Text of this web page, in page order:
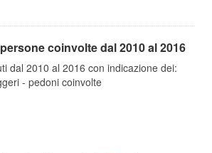
coinvolte dal 2010 al 2016
dal 2010 al 2016 con indicazione dei:
- pedoni coinvolte